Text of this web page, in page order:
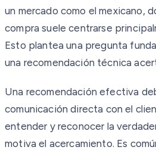
un mercado como el mexicano,
compra suele centrarse
Esto plantea una pregunta
una recomendación técnica
Una recomendación efectiva
comunicación directa con el
entender y reconocer la
motiva el acercamiento. Es